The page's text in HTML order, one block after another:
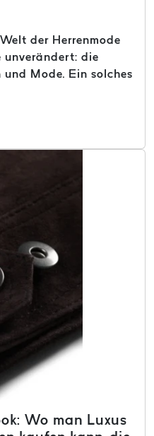
der Herrenmode
unverändert: die
Mode. Ein solches
Wo man Luxus